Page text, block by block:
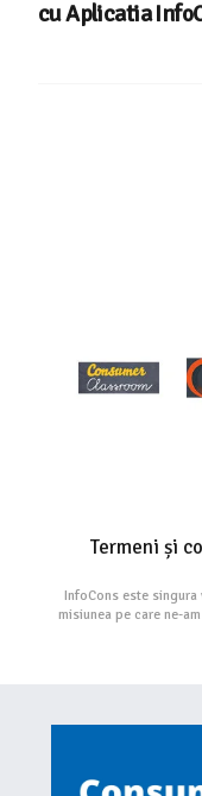
cu Aplicatia
Termeni și
InfoCons este
misiunea pe care ne-